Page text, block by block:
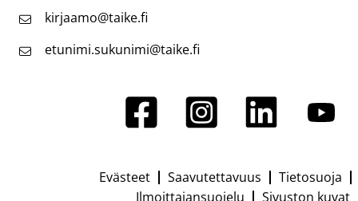
kirjaamo@taike.fi
etunimi.sukunimi@taike.fi
Evästeet Saavutettavuus
Tietosuoja
Ilmoittajansuojelu
Sivuston kuvat